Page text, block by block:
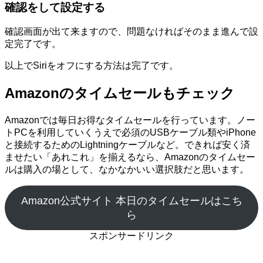
確認をして設定する
確認画面が出て来ますので、問題なければそのまま進んで設
定完了です。
以上でSiriをオフにする方法は完了です。
Amazonのタイムセールもチェック
Amazonでは毎日お得なタイムセールを行っています。ノー
トPCを利用していくうえで必須のUSBケーブル類やiPhone
と接続するためのLightningケーブルなど。できれば安く済
ませたい「あれこれ」を揃えるなら、Amazonのタイムセー
ルは購入の場として、なかなかいい選択肢だと思います。
Amazon公式サイト 本日のタイムセールはこち
ら
スポンサードリンク